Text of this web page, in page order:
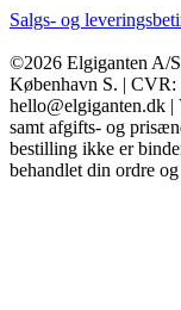
Salgs- og
©2026 Elgiganten A/
København S. | CVR:
hello@elgiganten.dk
samt afgifts- og
bestilling ikke er
behandlet din ordre